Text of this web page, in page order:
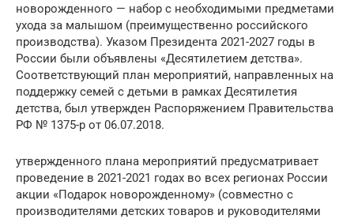
новорожденного — набор с необходимыми предметами
ухода за малышом (преимущественно российского
производства). Указом Президента 2021-2027 годы в
России были объявлены «Десятилетием детства».
Соответствующий план мероприятий, направленных на
поддержку семей с детьми в рамках Десятилетия
детства, был утвержден Распоряжением Правительства
РФ № 1375-р от 06.07.2018.
утвержденного плана мероприятий предусматривает
проведение в 2021-2021 годах во всех регионах России
акции «Подарок новорожденному» (совместно с
производителями детских товаров и руководителями